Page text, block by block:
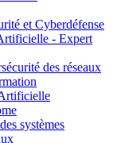
et Cyberdéfense
- Expert
des réseaux
systèmes